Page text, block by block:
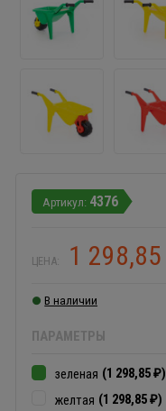
4376
ЦЕНА: 1 298,85
В наличии
ПАРАМЕТРЫ
зеленая (1 298,85 ₽)
желтая (1 298,85 ₽)